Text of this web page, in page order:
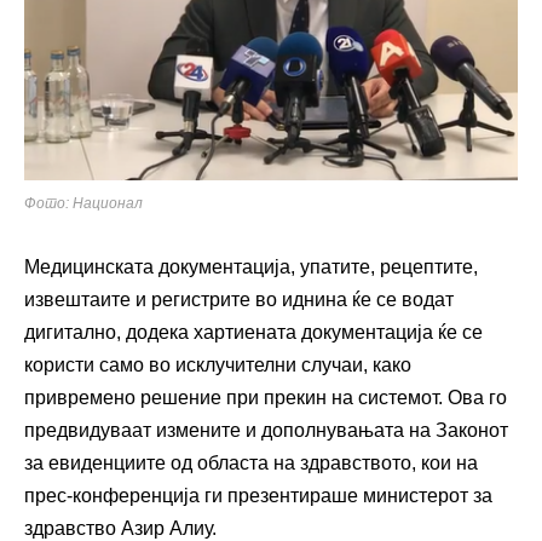
Фото: Национал
Медицинската документација, упатите, рецептите,
извештаите и регистрите во иднина ќе се водат
дигитално, додека хартиената документација ќе се
користи само во исклучителни случаи, како
привремено решение при прекин на системот. Ова го
предвидуваат измените и дополнувањата на Законот
за евиденциите од областа на здравството, кои на
прес-конференција ги презентираше министерот за
здравство Азир Алиу.